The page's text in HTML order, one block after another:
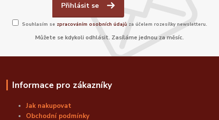
Přihlásit se
Souhlasím se zpracováním osobních údajů za účelem rozesílky newsletteru.
Můžete se kdykoli odhlásit. Zasíláme jednou za měsíc.
Informace pro zákazníky
Jak nakupovat
Obchodní podmínky